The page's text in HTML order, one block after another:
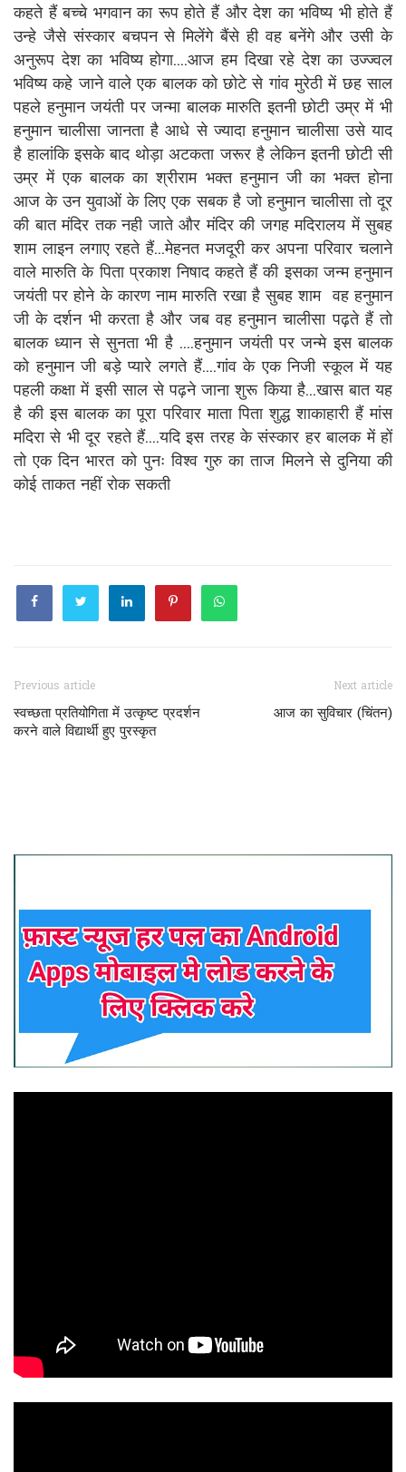
कहते हैं बच्चे भगवान का रूप होते हैं और देश का भविष्य भी होते हैं
उन्हे जैसे संस्कार बचपन से मिलेंगे बैंसे ही वह बनेंगे और उसी के
अनुरूप देश का भविष्य होगा....आज हम दिखा रहे देश का उज्ज्वल
भविष्य कहे जाने वाले एक बालक को छोटे से गांव मुरेठी में छह साल
पहले हनुमान जयंती पर जन्मा बालक मारुति इतनी छोटी उम्र में भी
हनुमान चालीसा जानता है आधे से ज्यादा हनुमान चालीसा उसे याद
है हालांकि इसके बाद थोड़ा अटकता जरूर है लेकिन इतनी छोटी सी
उम्र में एक बालक का श्रीराम भक्त हनुमान जी का भक्त होना
आज के उन युवाओं के लिए एक सबक है जो हनुमान चालीसा तो दूर
की बात मंदिर तक नही जाते और मंदिर की जगह मदिरालय में सुबह
शाम लाइन लगाए रहते हैं...मेहनत मजदूरी कर अपना परिवार चलाने
वाले मारुति के पिता प्रकाश निषाद कहते हैं की इसका जन्म हनुमान
जयंती पर होने के कारण नाम मारुति रखा है सुबह शाम वह हनुमान
जी के दर्शन भी करता है और जब वह हनुमान चालीसा पढ़ते हैं तो
बालक ध्यान से सुनता भी है ....हनुमान जयंती पर जन्मे इस बालक
को हनुमान जी बड़े प्यारे लगते हैं....गांव के एक निजी स्कूल में यह
पहली कक्षा में इसी साल से पढ़ने जाना शुरू किया है...खास बात यह
है की इस बालक का पूरा परिवार माता पिता शुद्ध शाकाहारी हैं मांस
मदिरा से भी दूर रहते हैं....यदि इस तरह के संस्कार हर बालक में हों
तो एक दिन भारत को पुनः विश्व गुरु का ताज मिलने से दुनिया की
कोई ताकत नहीं रोक सकती
Previous article
स्वच्छता प्रतियोगिता में उत्कृष्ट प्रदर्शन
करने वाले विद्यार्थी हुए पुरस्कृत
Next article
आज का सुविचार (चिंतन)